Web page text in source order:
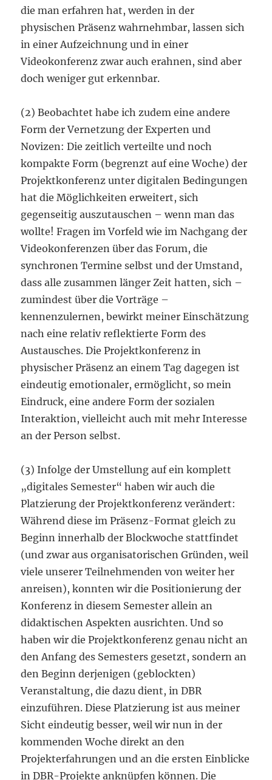
die man erfahren hat, werden in der
physischen Präsenz wahrnehmbar, lassen sich
in einer Aufzeichnung und in einer
Videokonferenz zwar auch erahnen, sind aber
doch weniger gut erkennbar.
(2) Beobachtet habe ich zudem eine andere
Form der Vernetzung der Experten und
Novizen: Die zeitlich verteilte und noch
kompakte Form (begrenzt auf eine Woche) der
Projektkonferenz unter digitalen Bedingungen
hat die Möglichkeiten erweitert, sich
gegenseitig auszutauschen – wenn man das
wollte! Fragen im Vorfeld wie im Nachgang der
Videokonferenzen über das Forum, die
synchronen Termine selbst und der Umstand,
dass alle zusammen länger Zeit hatten, sich –
zumindest über die Vorträge –
kennenzulernen, bewirkt meiner Einschätzung
nach eine relativ reflektierte Form des
Austausches. Die Projektkonferenz in
physischer Präsenz an einem Tag dagegen ist
eindeutig emotionaler, ermöglicht, so mein
Eindruck, eine andere Form der sozialen
Interaktion, vielleicht auch mit mehr Interesse
an der Person selbst.
(3) Infolge der Umstellung auf ein komplett
„digitales Semester“ haben wir auch die
Platzierung der Projektkonferenz verändert:
Während diese im Präsenz-Format gleich zu
Beginn innerhalb der Blockwoche stattfindet
(und zwar aus organisatorischen Gründen, weil
viele unserer Teilnehmenden von weiter her
anreisen), konnten wir die Positionierung der
Konferenz in diesem Semester allein an
didaktischen Aspekten ausrichten. Und so
haben wir die Projektkonferenz genau nicht an
den Anfang des Semesters gesetzt, sondern an
den Beginn derjenigen (geblockten)
Veranstaltung, die dazu dient, in DBR
einzuführen. Diese Platzierung ist aus meiner
Sicht eindeutig besser, weil wir nun in der
kommenden Woche direkt an den
Projekterfahrungen und an die ersten Einblicke
in DBR-Projekte anknüpfen können. Die